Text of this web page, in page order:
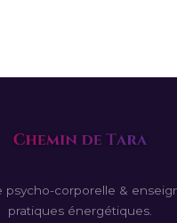
psycho-corporelle &
pratiques énergétiques.